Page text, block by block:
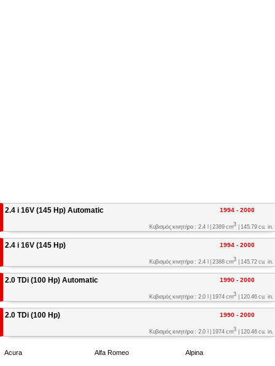
2.4 i 16V (145 Hp) Automatic 1994 - 2000
Κυβισμός κινητήρα : 2.4 l | 2389 cm3 | 145.79 cu. in.
2.4 i 16V (145 Hp) 1994 - 2000
Κυβισμός κινητήρα : 2.4 l | 2388 cm3 | 145.72 cu. in.
2.0 TDi (100 Hp) Automatic 1990 - 2000
Κυβισμός κινητήρα : 2.0 l | 1974 cm3 | 120.46 cu. in.
2.0 TDi (100 Hp) 1990 - 2000
Κυβισμός κινητήρα : 2.0 l | 1974 cm3 | 120.46 cu. in.
Acura Alfa Romeo Alpina